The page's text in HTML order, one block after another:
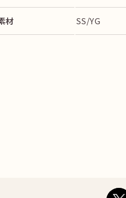
材 SS/YG